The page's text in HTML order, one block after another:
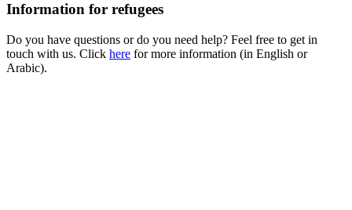
Information for refugees
Do you have questions or do you need help? Feel free to get in
touch with us. Click here for more information (in English or
Arabic).